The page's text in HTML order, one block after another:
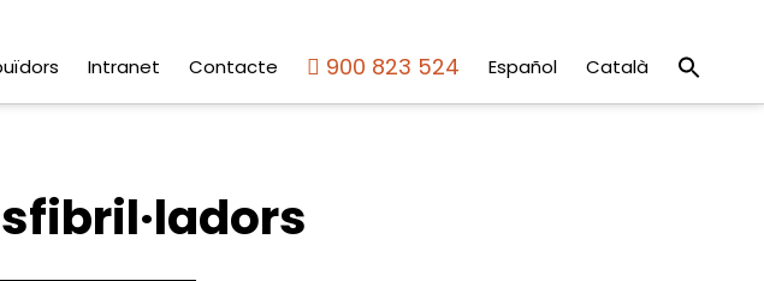
Intranet Contacte 900 823 524 Español Català